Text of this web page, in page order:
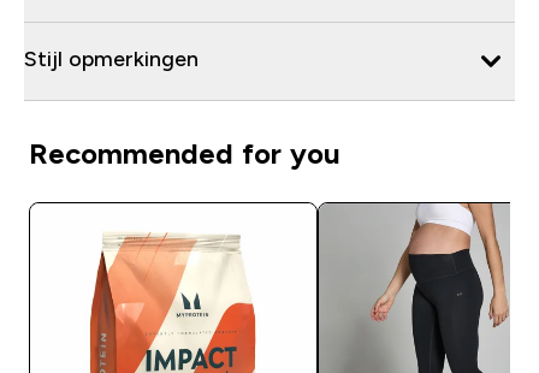
Stijl opmerkingen
Recommended for you